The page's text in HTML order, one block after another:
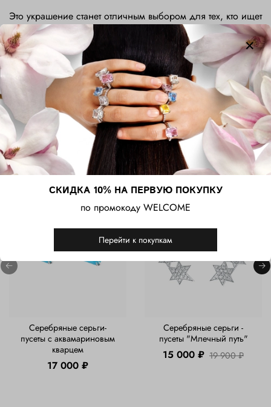
Это украшение станет отличным выбором для тех, кто ищет
универсальное серебряное кольцо с светлым камнем —
символ спокойствия, ясности и естественной элегантности,
который подчеркнёт индивидуальность и чувство стиля.
Характеристики
Сопутствующие товары
Серебряные серьги-
пусеты с аквамариновым
кварцем
17 000 ₽
-25%
Серебряные серьги -
пусеты "Млечный путь"
15 000 ₽ 19 900 ₽
СКИДКА 10% НА ПЕРВУЮ ПОКУПКУ
по промокоду WELCOME
Перейти к покупкам